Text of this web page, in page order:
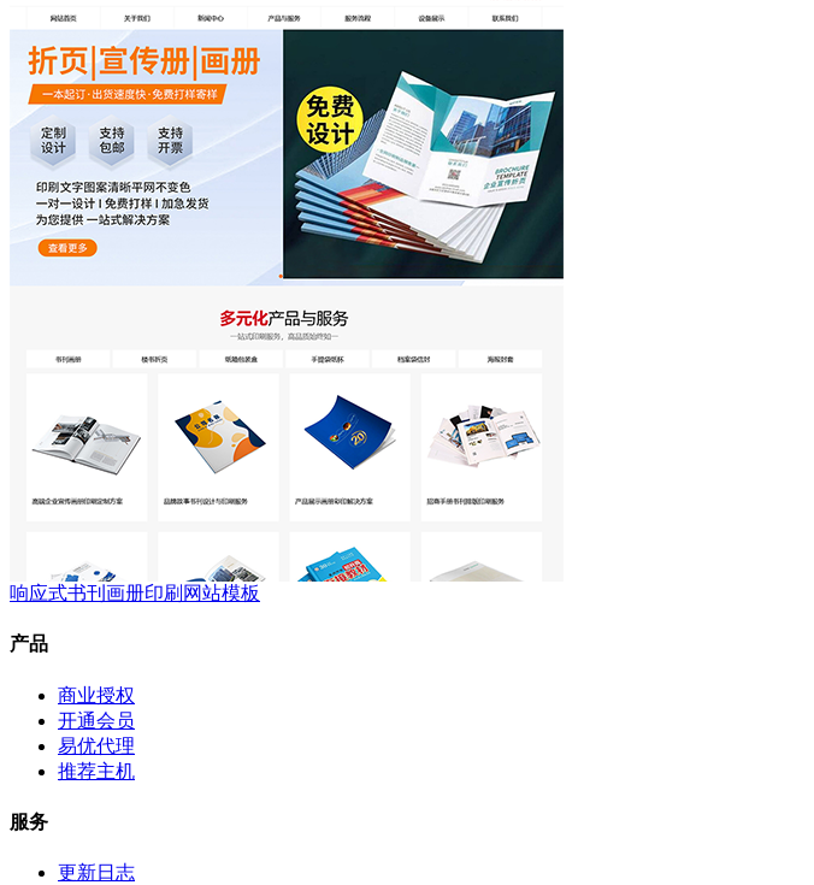
响应式书刊画册印刷网站模板
产品
商业授权
开通会员
易优代理
推荐主机
服务
更新日志